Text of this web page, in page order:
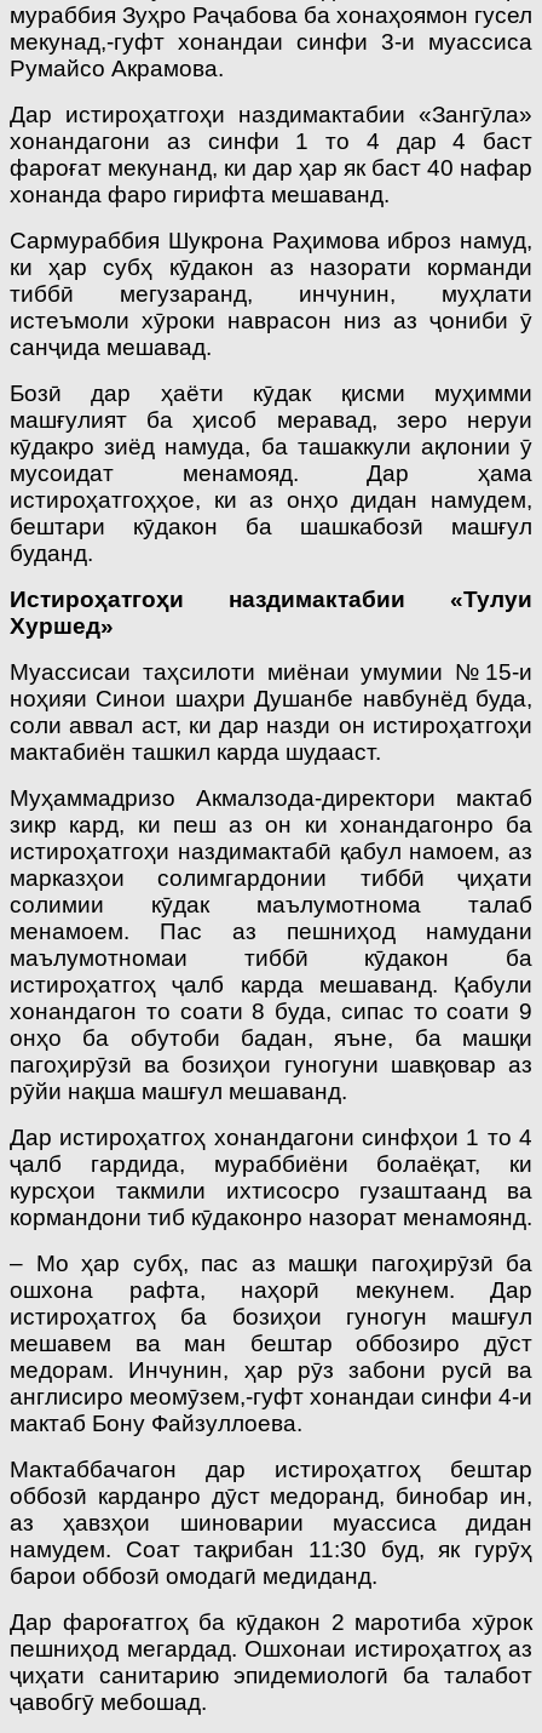
мураббия Зуҳро Раҷабова ба хонаҳоямон гусел
мекунад,-гуфт хонандаи синфи 3-и муассиса
Румайсо Акрамова.
Дар истироҳатгоҳи наздимактабии «Зангӯла»
хонандагони аз синфи 1 то 4 дар 4 баст
фароғат мекунанд, ки дар ҳар як баст 40 нафар
хонанда фаро гирифта мешаванд.
Сармураббия Шукрона Раҳимова иброз намуд,
ки ҳар субҳ кӯдакон аз назорати корманди
тиббӣ мегузаранд, инчунин, муҳлати
истеъмоли хӯроки наврасон низ аз ҷониби ӯ
санҷида мешавад.
Бозӣ дар ҳаёти кӯдак қисми муҳимми
машғулият ба ҳисоб меравад, зеро неруи
кӯдакро зиёд намуда, ба ташаккули ақлонии ӯ
мусоидат менамояд. Дар ҳама
истироҳатгоҳҳое, ки аз онҳо дидан намудем,
бештари кӯдакон ба шашкабозӣ машғул
буданд.
Истироҳатгоҳи наздимактабии «Тулуи
Хуршед»
Муассисаи таҳсилоти миёнаи умумии №15-и
ноҳияи Синои шаҳри Душанбе навбунёд буда,
соли аввал аст, ки дар назди он истироҳатгоҳи
мактабиён ташкил карда шудааст.
Муҳаммадризо Акмалзода-директори мактаб
зикр кард, ки пеш аз он ки хонандагонро ба
истироҳатгоҳи наздимактабӣ қабул намоем, аз
марказҳои солимгардонии тиббӣ ҷиҳати
солимии кӯдак маълумотнома талаб
менамоем. Пас аз пешниҳод намудани
маълумотномаи тиббӣ кӯдакон ба
истироҳатгоҳ ҷалб карда мешаванд. Қабули
хонандагон то соати 8 буда, сипас то соати 9
онҳо ба обутоби бадан, яъне, ба машқи
пагоҳирӯзӣ ва бозиҳои гуногуни шавқовар аз
рӯйи нақша машғул мешаванд.
Дар истироҳатгоҳ хонандагони синфҳои 1 то 4
ҷалб гардида, мураббиёни болаёқат, ки
курсҳои такмили ихтисосро гузаштаанд ва
кормандони тиб кӯдаконро назорат менамоянд.
– Мо ҳар субҳ, пас аз машқи пагоҳирӯзӣ ба
ошхона рафта, наҳорӣ мекунем. Дар
истироҳатгоҳ ба бозиҳои гуногун машғул
мешавем ва ман бештар оббозиро дӯст
медорам. Инчунин, ҳар рӯз забони русӣ ва
англисиро меомӯзем,-гуфт хонандаи синфи 4-и
мактаб Бону Файзуллоева.
Мактаббачагон дар истироҳатгоҳ бештар
оббозӣ карданро дӯст медоранд, бинобар ин,
аз ҳавзҳои шиноварии муассиса дидан
намудем. Соат тақрибан 11:30 буд, як гурӯҳ
барои оббозӣ омодагӣ медиданд.
Дар фароғатгоҳ ба кӯдакон 2 маротиба хӯрок
пешниҳод мегардад. Ошхонаи истироҳатгоҳ аз
ҷиҳати санитарию эпидемиологӣ ба талабот
ҷавобгӯ мебошад.